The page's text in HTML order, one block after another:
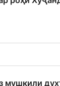
мушкили